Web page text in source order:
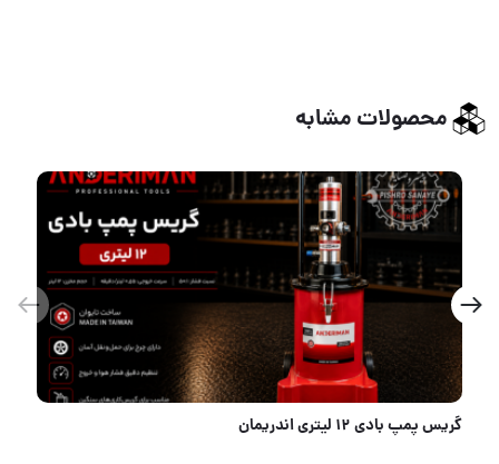
محصولات مشابه
واحد مراقبت دوقلو بادی FAT